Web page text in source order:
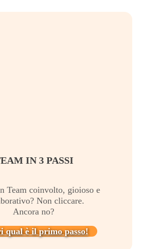
IN 3 PASSI
Team coinvolto, gioioso e
Non cliccare.
Ancora no?
qual è il primo passo!